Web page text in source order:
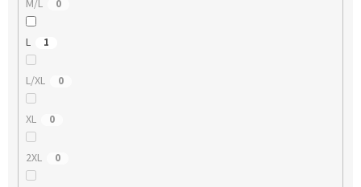
M/L 0
L 1
L/XL 0
XL 0
2XL 0